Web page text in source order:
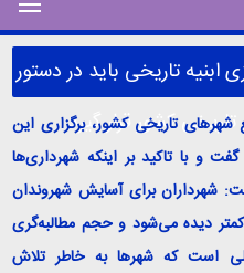
ابنیه تاریخی باید در دستور
کشور قرار گیرد
تاریخی کشور، برگزاری این
و با تاکید بر اینکه شهرداری‌ها
شهرداران برای آسایش شهروندان
کمتر دیده می‌شود و حجم مطالبه‌گری
است که شهرها به خاطر تلاش